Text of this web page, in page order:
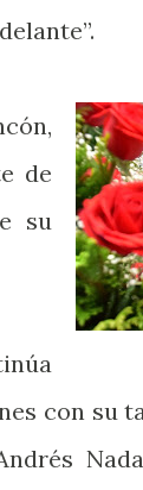
de
su
con su